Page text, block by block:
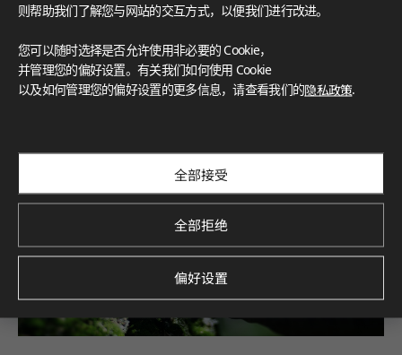
Filter by
PRODUCT : VIATERA
则帮助我们了解您与网站的交互方式，以便我们进行改进。
您可以随时选择是否允许使用非必要的 Cookie，
并管理您的偏好设置。有关我们如何使用 Cookie
以及如何管理您的偏好设置的更多信息，请查看我们的隐私政策.
全部接受
全部拒绝
偏好设置